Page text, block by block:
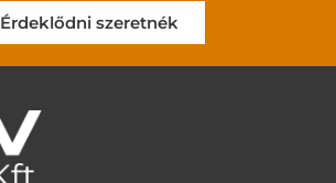
Érdeklődni szeretnék